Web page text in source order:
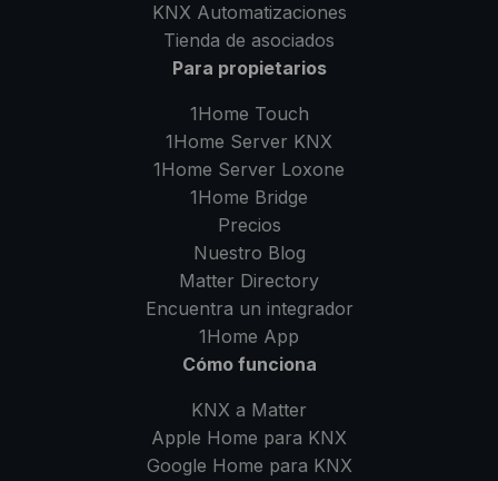
KNX Automatizaciones
Tienda de asociados
Para propietarios
1Home Touch
1Home Server KNX
1Home Server Loxone
1Home Bridge
Precios
Nuestro Blog
Matter Directory
Encuentra un integrador
1Home App
Cómo funciona
KNX a Matter
Apple Home para KNX
Google Home para KNX